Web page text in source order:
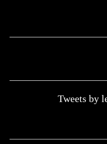
Tweets by